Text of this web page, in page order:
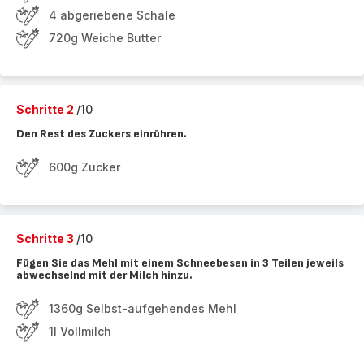
4 abgeriebene Schale
720g Weiche Butter
Schritte 2 /10
Den Rest des Zuckers einrühren.
600g Zucker
Schritte 3 /10
Fügen Sie das Mehl mit einem Schneebesen in 3 Teilen jeweils
abwechselnd mit der Milch hinzu.
1360g Selbst-aufgehendes Mehl
1l Vollmilch